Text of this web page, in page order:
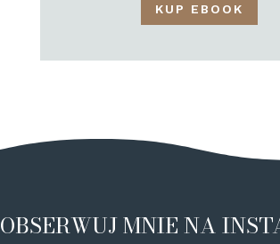
KUP EBOOK
OBSERWUJ MNIE NA